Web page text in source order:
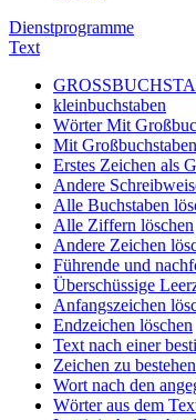
Dienstprogramme
Text
kleinbuchstaben
Wörter Mit
Mit Großbuchstaben
Erstes Zeichen als
Andere
Alle Buchstaben
Alle Ziffern löschen
Andere Zeichen
Führende und
Überschüssige
Anfangszeichen
Endzeichen löschen
Text nach einer
Zeichen zu
Wort nach den
Wörter aus dem